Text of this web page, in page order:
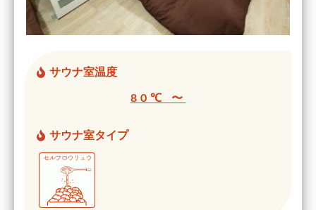
サウナ室温度
80℃ 〜
サウナ室タイプ